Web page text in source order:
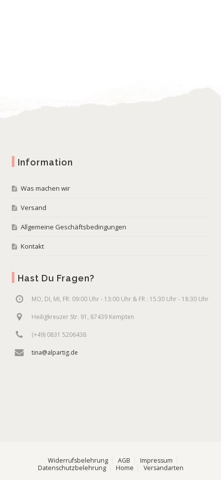
Information
Was machen wir
Versand
Allgemeine Geschäftsbedingungen
Kontakt
Hast Du Fragen?
MO, DI, MI, FR: 09:00 Uhr - 13:00 Uhr & FR : 15:30 Uhr - 18:30 Uhr
Heiligkreuzer Str. 91, 87439 Kempten
(+49) 0831 5206438
tina@alpartig.de
Widerrufsbelehrung AGB
Impressum
Datenschutzbelehrung
Home Versandarten